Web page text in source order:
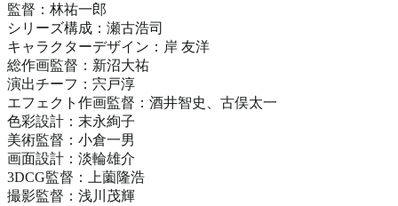
監督：林祐一郎
シリーズ構成：瀬古浩司
キャラクターデザイン：岸 友洋
総作画監督：新沼大祐
演出チーフ：宍戸淳
エフェクト作画監督：酒井智史、古俣太一
色彩設計：末永絢子
美術監督：小倉一男
画面設計：淡輪雄介
3DCG監督：上薗隆浩
撮影監督：浅川茂輝